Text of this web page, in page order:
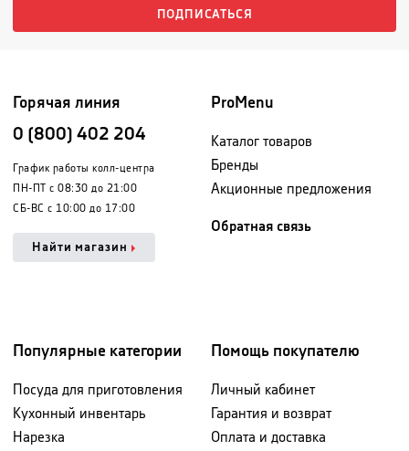
ПОДПИСАТЬСЯ
Горячая линия
0 (800) 402 204
График работы колл-центра
ПН-ПТ с 08:30 до 21:00
СБ-ВС с 10:00 до 17:00
Найти магазин
ProMenu
Каталог товаров
Бренды
Акционные предложения
Обратная связь
Популярные категории
Посуда для приготовления
Кухонный инвентарь
Нарезка
Помощь покупателю
Личный кабинет
Гарантия и возврат
Оплата и доставка